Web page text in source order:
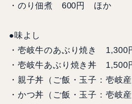
・のり佃煮 600円 ほか
●味よし
・壱岐牛のあぶり焼き 1,300
・壱岐牛あぶり焼き丼 1,500
・親子丼（ご飯・玉子：壱岐
・かつ丼（ご飯・玉子：壱岐